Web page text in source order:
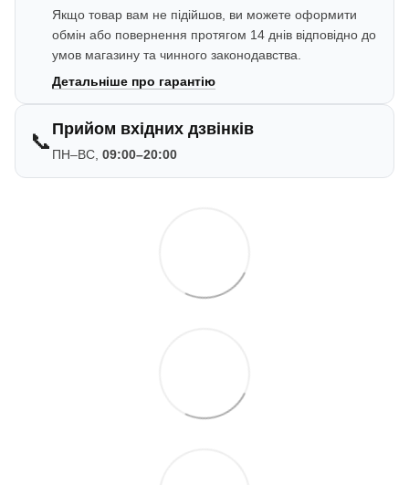
Якщо товар вам не підійшов, ви можете оформити
обмін або повернення протягом 14 днів відповідно до
умов магазину та чинного законодавства.
Детальніше про гарантію
📞 Прийом вхідних дзвінків
ПН–ВС, 09:00–20:00